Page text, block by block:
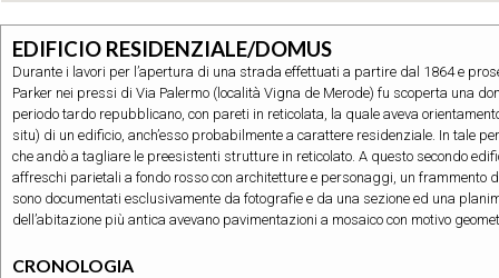
EDIFICIO RESIDENZIALE/DOMUS
Durante i lavori per l’apertura di una strada effettuati a partire dal 1864 e
Parker nei pressi di Via Palermo (località Vigna de Merode) fu scoperta una
periodo tardo repubblicano, con pareti in reticolata, la quale aveva
situ) di un edificio, anch’esso probabilmente a carattere residenziale. In tale
che andò a tagliare le preesistenti strutture in reticolato. A questo secondo
affreschi parietali a fondo rosso con architetture e personaggi, un frammento
sono documentati esclusivamente da fotografie e da una sezione ed una
dell’abitazione più antica avevano pavimentazioni a mosaico con motivo
CRONOLOGIA